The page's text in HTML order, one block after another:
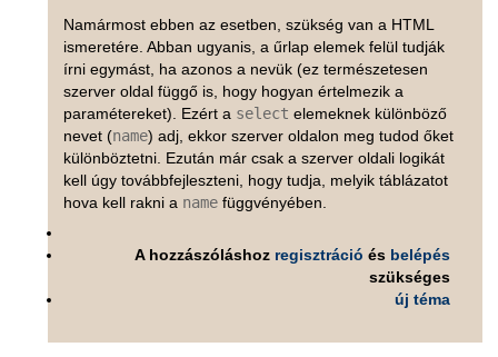
Namármost ebben az esetben, szükség van a HTML
ismeretére. Abban ugyanis, a űrlap elemek felül tudják
írni egymást, ha azonos a nevük (ez természetesen
szerver oldal függő is, hogy hogyan értelmezik a
paramétereket). Ezért a select elemeknek különböző
nevet (name) adj, ekkor szerver oldalon meg tudod őket
különböztetni. Ezután már csak a szerver oldali logikát
kell úgy továbbfejleszteni, hogy tudja, melyik táblázatot
hova kell rakni a name függvényében.
A hozzászóláshoz regisztráció és belépés
szükséges
új téma